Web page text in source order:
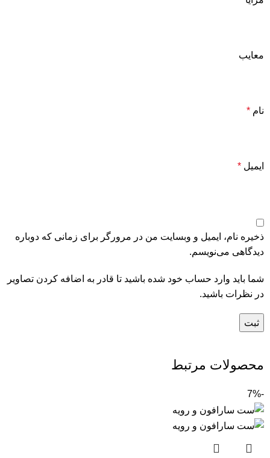
معایب
نام *
ایمیل *
ذخیره نام، ایمیل و وبسایت من در مرورگر برای زمانی که دوباره
دیدگاهی می‌نویسم.
شما باید وارد حساب خود شده باشید تا قادر به اضافه کردن تصاویر
در نظرات باشید.
محصولات مرتبط
-7%